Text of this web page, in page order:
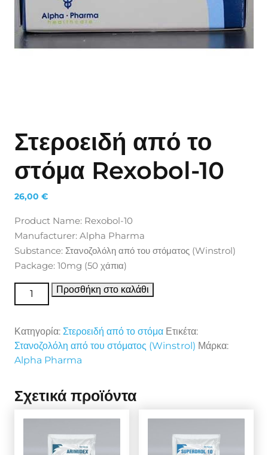
Στεροειδή από το
στόμα Rexobol-10
26,00 €
Product Name: Rexobol-10
Manufacturer: Alpha Pharma
Substance: Στανοζολόλη από του στόματος (Winstrol)
Package: 10mg (50 χάπια)
Στεροειδή από το στόμα Rexobol-10 ποσότητα
Προσθήκη στο καλάθι
Κατηγορία: Στεροειδή από το στόμα Ετικέτα:
Στανοζολόλη από του στόματος (Winstrol) Μάρκα:
Alpha Pharma
Σχετικά προϊόντα